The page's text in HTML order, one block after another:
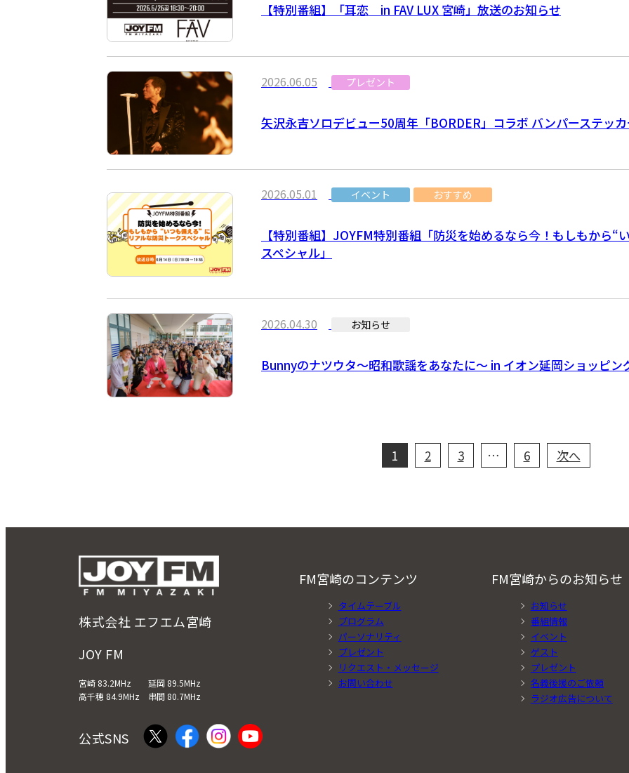
【特別番組】「耳恋 in FAV LUX 宮崎」放送のお知らせ
2026.06.05 プレゼント
矢沢永吉ソロデビュー50周年「BORDER」コラボ バンパーステッ
2026.05.01 イベント おすすめ
【特別番組】JOYFM特別番組「防災を始めるなら今！もしもから
スペシャル」
2026.04.30 お知らせ
Bunnyのナツウタ～昭和歌謡をあなたに～ in イオン延岡ショッピ
ー
ジ
送
り
1 2 3 … 6 次へ
株式会社 エフエム宮崎
JOY FM
宮崎 83.2MHz 延岡 89.5MHz
高千穂 84.9MHz 串間 80.7MHz
FM宮崎のコンテンツ
タイムテーブル
プログラム
パーソナリティ
プレゼント
リクエスト・メッセージ
お問い合わせ
FM宮崎からのお知らせ
お知らせ
番組情報
イベント
ゲスト
プレゼント
名義後援のご依頼
ラジオ広告について
公式SNS